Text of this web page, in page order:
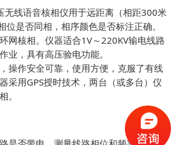
无线语音核相仪用于远距离（相距300米
位是否同相，相序颜色是否标注正确。
网核相。仪器适合1V～220KV输电线路
业，具有高压验电功能。
操作安全可靠，使用方便，克服了有线
采用GPS授时技术，两台（或多台）仪
。